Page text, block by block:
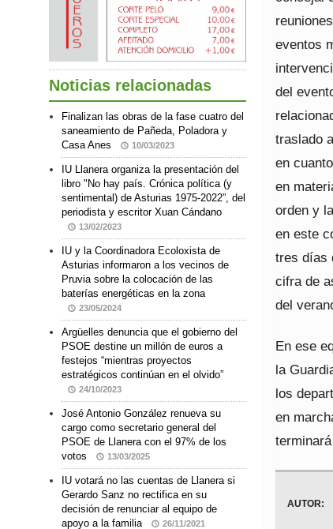
eventos
del
traslado
en
en
orden y
en este
tres días
cifra de
del
En ese
la
los
en
AUTOR:
Noticias relacionadas
Finalizan las obras de la fase cuatro del
saneamiento de Pañeda, Poladora y
Casa Anes
10/03/2023
IU Llanera organiza la presentación del
libro "No hay país. Crónica política (y
sentimental) de Asturias 1975-2022”, del
periodista y escritor Xuan Cándano
13/02/2023
IU y la Coordinadora Ecoloxista de
Asturias informaron a los vecinos de
Pruvia sobre la colocación de las
baterías energéticas en la zona
23/05/2024
Argüelles denuncia que el gobierno del
PSOE destine un millón de euros a
festejos “mientras proyectos
estratégicos continúan en el olvido”
24/10/2023
José Antonio González renueva su
cargo como secretario general del
PSOE de Llanera con el 97% de los
votos
13/03/2025
IU votará no las cuentas de Llanera si
Gerardo Sanz no rectifica en su
decisión de renunciar al equipo de
apoyo a la familia
26/11/2021